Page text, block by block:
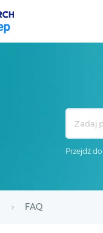
Przejdź do
FAQ